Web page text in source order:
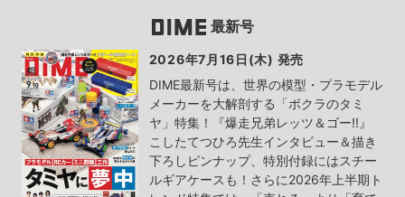
最新号
2026年7月16日(木) 発売
DIME最新号は、世界の模型・プラモデル
メーカーを大解剖する「ボクラのタミ
ヤ」特集！『爆走兄弟レッツ＆ゴー!!』
こしたてつひろ先生インタビュー＆描き
下ろしピンナップ、特別付録にはスチー
ルギアケースも！さらに2026年上半期ト